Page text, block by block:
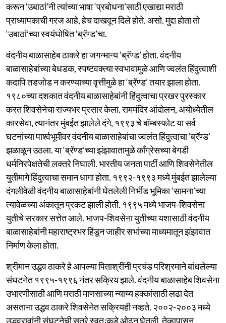
करून ‘उबाठां’नी त्यांच्या भाषा ‘प्रबोधना’साठी एखाद्या मराठी
प्राध्यापकाची गरज आहे, हेच दाखवून दिले होते. असो. मुद्दा होता तो
‘उबाठां’च्या स्वयंघोषित ‘ब्रॅण्ड’चा.
वंदनीय बाळासाहेब ठाकरे हा जगन्मान्य ‘ब्रॅण्ड’ होता. वंदनीय
बाळासाहेबांच्या बेधडक, स्पष्टवक्त्या स्वभावामुळे आणि ज्वलंत हिंदुत्वाशी
कदापि तडजोड न करण्याच्या वृत्तीमुळे हा ‘ब्रॅण्ड’ तयार झाला होता.
१९८०च्या दशकात वंदनीय बाळासाहेबांनी हिंदुत्वाचा प्रखर पुरस्कार
करत शिवसेनेचा राज्यभर प्रसार केला. राममंदिर आंदोलन, अयोध्येतील
कारसेवा, त्यानंतर मुंबईत झालेले दंगे, १९९३ चे बॉम्बस्फोट या सर्व
घटनांच्या पार्श्वभूमीवर वंदनीय बाळासाहेबांचा ज्वलंत हिंदुत्वाचा ‘ब्रॅण्ड’
झळाळून उठला. या ‘ब्रॅण्ड’च्या झंझावातामुळे काँग्रेसच्या बेगडी
धर्मनिरपेक्षतेची लक्तरे निघाली. भारतीय जनता पार्टी आणि शिवसेनेतील
युतीमागे हिंदुत्वाचा समान धागा होता. १९९२-१९९३ मध्ये मुंबईत झालेल्या
दंगलीवेळी वंदनीय बाळासाहेबांनी घेतलेली निर्भीड भूमिका ‘सामना’च्या
त्यावेळच्या अंकातून प्रकट झाली होती. १९९५ मध्ये भाजप-शिवसेना
युतीचे सरकार सत्तेत आले. भाजप-शिवसेना युतीच्या यशासाठी वंदनीय
बाळासाहेबांनी महाराष्ट्रभर हिंडून जाहीर सभांच्या माध्यमातून झंझावात
निर्माण केला होता.
श्रीमान उद्धव ठाकरे हे आपल्या पिताश्रींनी प्रचंड परिश्रमाने बांधलेल्या
संघटनेत १९९५-१९९६ नंतर सक्रिय झाले. वंदनीय बाळासाहेब शिवसेना
उभारणीसाठी आणि मराठी माणसाच्या न्याय्य हक्कांसाठी लढा देत
असताना उद्धव ठाकरे शिवसेनेत सक्रियही नव्हते. २००२-२००३ मध्ये
उद्धवरावांनी संघटनेची सूत्रे स्वतःकडे ओढून घेतली. तेव्हापासून